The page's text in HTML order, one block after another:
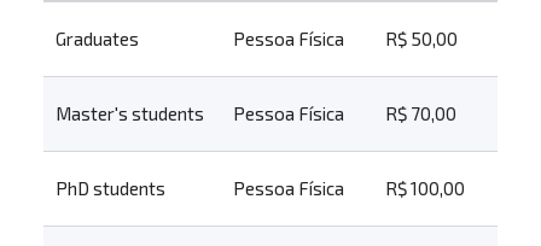
Graduates Pessoa Física R$ 50,00
Master's students Pessoa Física R$ 70,00
PhD students Pessoa Física R$ 100,00